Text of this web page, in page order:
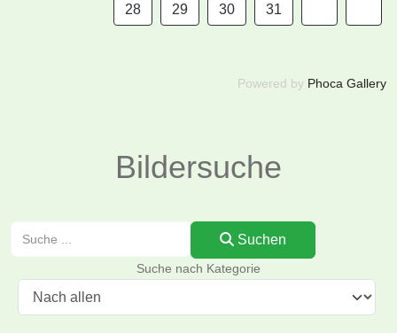
28 29 30 31
Powered by Phoca Gallery
Bildersuche
Suchen
Suchen
Suche nach Kategorie